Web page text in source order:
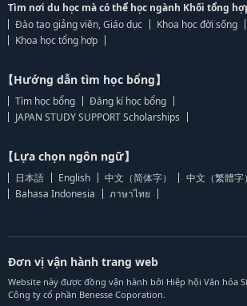
Tìm nơi du học mà có thể học ngành Khối tổng
Đào tạo giảng viên, Giáo dục
Khoa học đời sống
Khoa học tổng hợp
【Hướng dẫn tìm học bổng】
Tìm học bổng
Đăng kí học bổng
JAPAN STUDY SUPPORT Scholarships
【Lựa chọn ngôn ngữ】
日本語 English 中文（简体字） 中文（繁體字）
Bahasa Indonesia
ภาษาไทย
Đơn vị vận hành trang web
Website này được đồng vận hành bởi Hiệp hội Văn hóa
Công ty cổ phần Benesse Coporation.